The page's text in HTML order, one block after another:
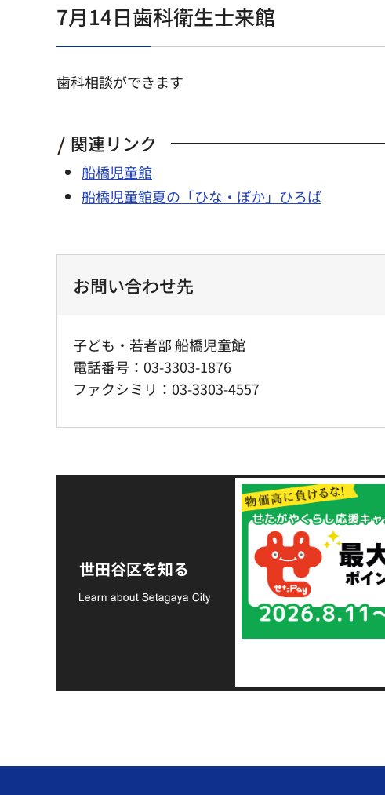
7月14日歯科衛生士来館
歯科相談ができます
関連リンク
船橋児童館
船橋児童館夏の「ひな・ぽか」ひろば
お問い合わせ先
子ども・若者部 船橋児童館
電話番号：03-3303-1876
ファクシミリ：03-3303-4557
世田谷区を知る
支援金の募集につい
て